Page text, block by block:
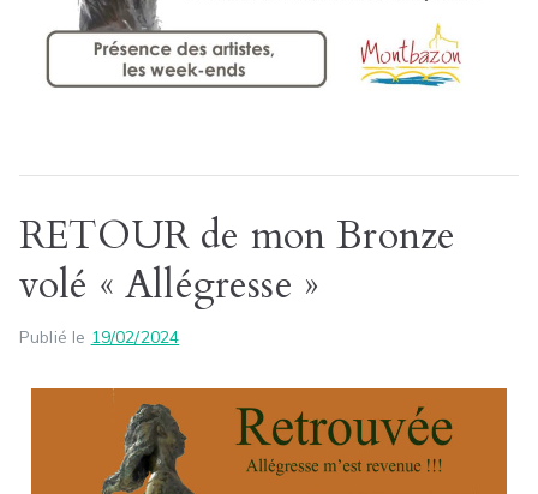
RETOUR de mon Bronze
volé « Allégresse »
Publié le 19/02/2024